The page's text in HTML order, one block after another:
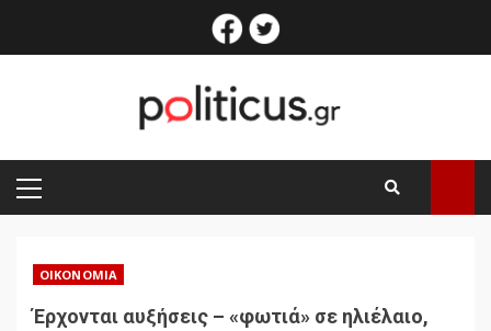
facebook
PRIMARY
MENU
ΟΙΚΟΝΟΜΊΑ
Έρχονται αυξήσεις – «φωτιά» σε ηλιέλαιο,